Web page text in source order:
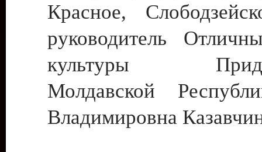
Красное,
руководитель
культуры
Молдавской
Владимировна